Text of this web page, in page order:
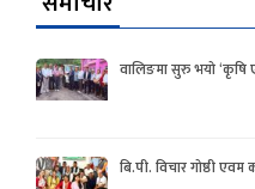
वालिङमा सुरु भयो ‘कृषि
बि.पी. विचार गोष्ठी